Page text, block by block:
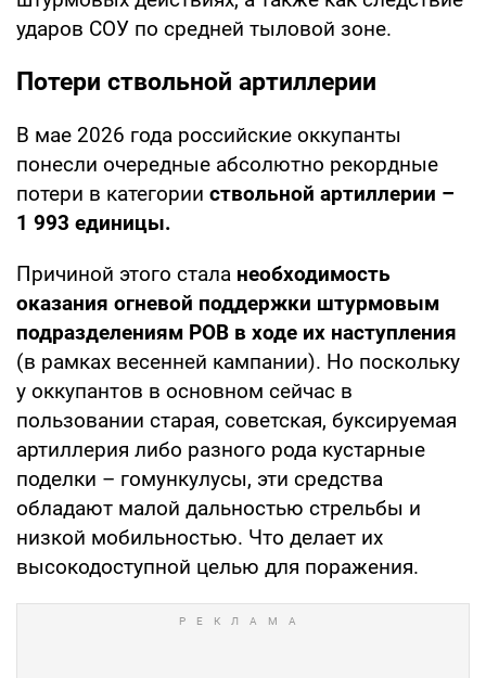
ударов СОУ по средней тыловой зоне.
Потери ствольной артиллерии
В мае 2026 года российские оккупанты
понесли очередные абсолютно рекордные
потери в категории ствольной артиллерии –
1 993 единицы.
Причиной этого стала необходимость
оказания огневой поддержки штурмовым
подразделениям РОВ в ходе их наступления
(в рамках весенней кампании). Но поскольку
у оккупантов в основном сейчас в
пользовании старая, советская, буксируемая
артиллерия либо разного рода кустарные
поделки – гомункулусы, эти средства
обладают малой дальностью стрельбы и
низкой мобильностью. Что делает их
высокодоступной целью для поражения.